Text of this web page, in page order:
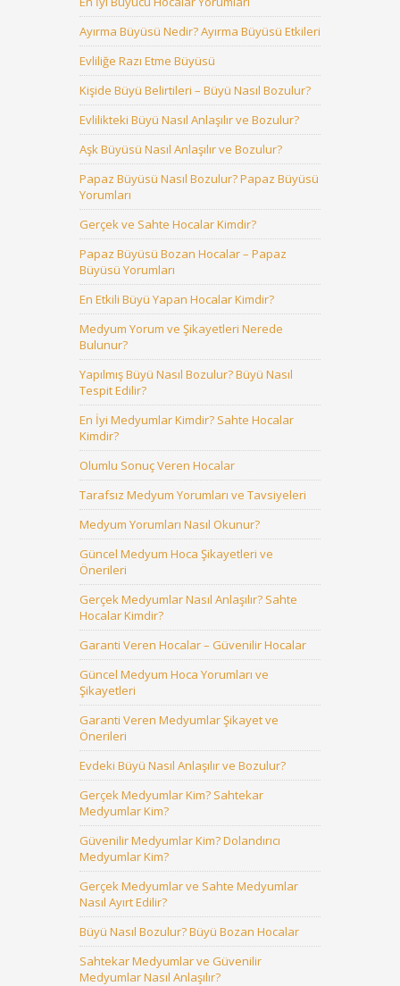
Ayırma Büyüsü Nedir? Ayırma Büyüsü Etkileri
Evliliğe Razı Etme Büyüsü
Kişide Büyü Belirtileri – Büyü Nasıl Bozulur?
Evlilikteki Büyü Nasıl Anlaşılır ve Bozulur?
Aşk Büyüsü Nasıl Anlaşılır ve Bozulur?
Papaz Büyüsü Nasıl Bozulur? Papaz Büyüsü
Yorumları
Gerçek ve Sahte Hocalar Kimdir?
Papaz Büyüsü Bozan Hocalar – Papaz
Büyüsü Yorumları
En Etkili Büyü Yapan Hocalar Kimdir?
Medyum Yorum ve Şikayetleri Nerede
Bulunur?
Yapılmış Büyü Nasıl Bozulur? Büyü Nasıl
Tespit Edilir?
En İyi Medyumlar Kimdir? Sahte Hocalar
Kimdir?
Olumlu Sonuç Veren Hocalar
Tarafsız Medyum Yorumları ve Tavsiyeleri
Medyum Yorumları Nasıl Okunur?
Güncel Medyum Hoca Şikayetleri ve
Önerileri
Gerçek Medyumlar Nasıl Anlaşılır? Sahte
Hocalar Kimdir?
Garanti Veren Hocalar – Güvenilir Hocalar
Güncel Medyum Hoca Yorumları ve
Şikayetleri
Garanti Veren Medyumlar Şikayet ve
Önerileri
Evdeki Büyü Nasıl Anlaşılır ve Bozulur?
Gerçek Medyumlar Kim? Sahtekar
Medyumlar Kim?
Güvenilir Medyumlar Kim? Dolandırıcı
Medyumlar Kim?
Gerçek Medyumlar ve Sahte Medyumlar
Nasıl Ayırt Edilir?
Büyü Nasıl Bozulur? Büyü Bozan Hocalar
Sahtekar Medyumlar ve Güvenilir
Medyumlar Nasıl Anlaşılır?